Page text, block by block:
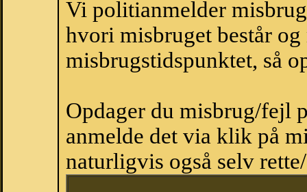
Vi politianmelder
hvori misbruget består
misbrugstidspunktet, så
Opdager du misbrug/fejl
anmelde det via klik på
naturligvis også selv